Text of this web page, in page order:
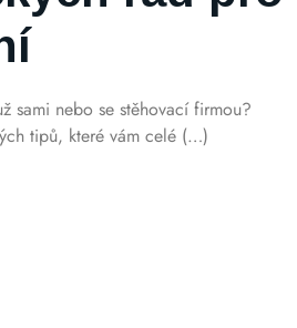
sami nebo se stěhovací firmou?
tipů, které vám celé (…)